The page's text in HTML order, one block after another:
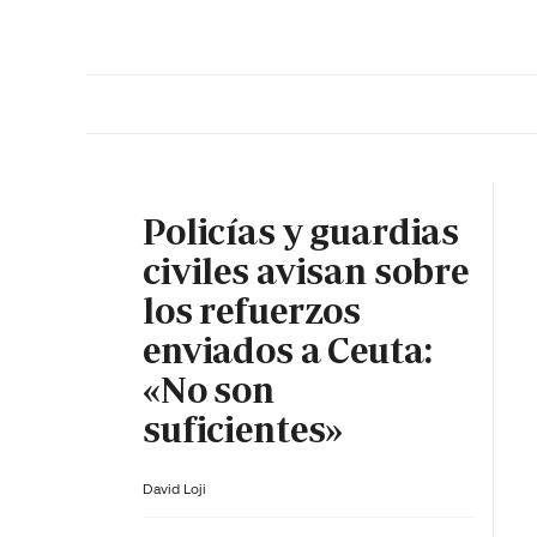
Policías y guardias
civiles avisan sobre
los refuerzos
enviados a Ceuta:
«No son
suficientes»
David Loji